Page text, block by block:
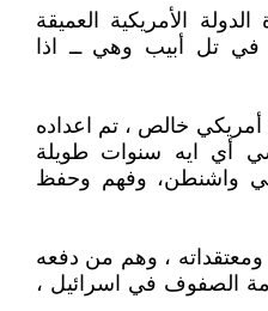
الأمريكية العميقة
تل أبيب وهي ــ اذا
أمريكي خالص ، تم اعداده
أي ايه سنوات طويلة
في واشنطن، وفهم وحفظ
ومعتقداته ، وهم من دفعه
الصفوف في اسرائيل ،